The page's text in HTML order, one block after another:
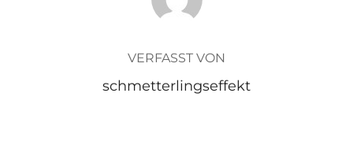
VERFASST VON
schmetterlingseffekt